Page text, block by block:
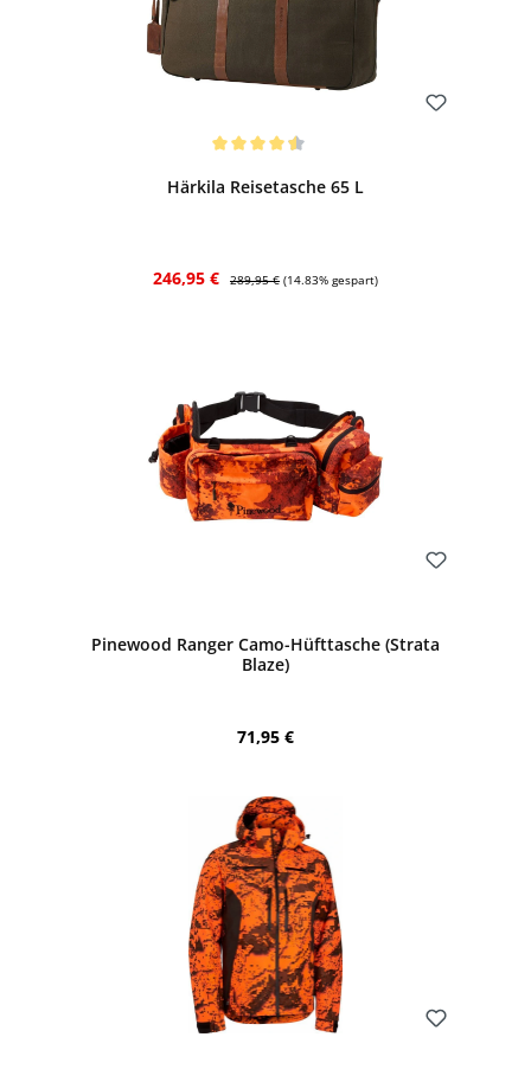
Härkila Reisetasche 65 L
Verkaufspreis:
246,95 € Regulärer Preis:
289,95 € (14.83% gespart)
Pinewood Ranger Camo-Hüfttasche (Strata
Blaze)
Regulärer Preis:
71,95 €